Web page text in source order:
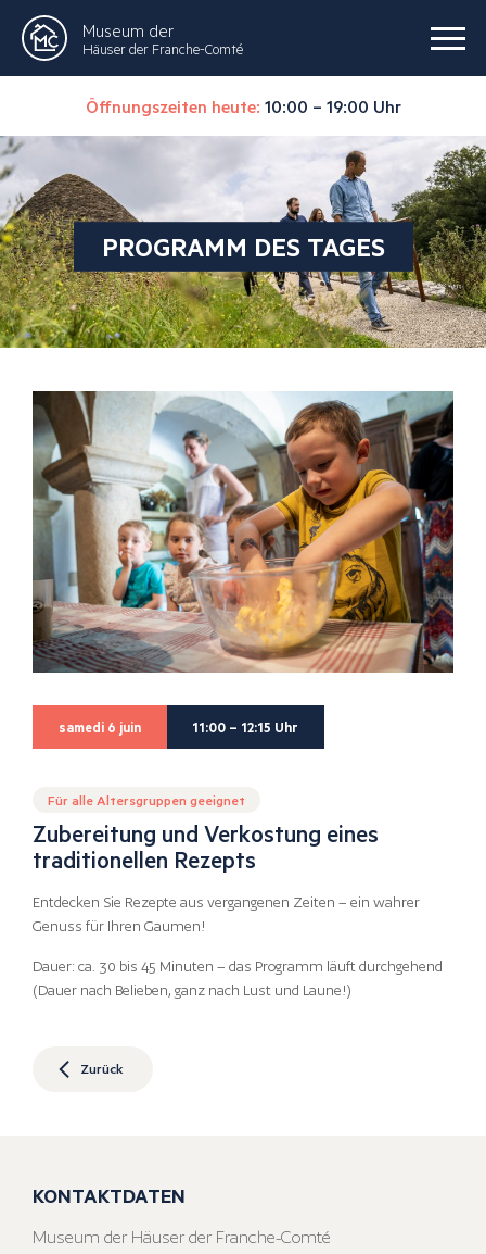
Museum der
Häuser der Franche-Comté
Öffnungszeiten heute: 10:00 – 19:00 Uhr
PROGRAMM DES TAGES
samedi 6 juin 11:00 – 12:15 Uhr
Für alle Altersgruppen geeignet
Zubereitung und Verkostung eines
traditionellen Rezepts
Entdecken Sie Rezepte aus vergangenen Zeiten – ein wahrer
Genuss für Ihren Gaumen!
Dauer: ca. 30 bis 45 Minuten – das Programm läuft durchgehend
(Dauer nach Belieben, ganz nach Lust und Laune!)
Zurück
KONTAKTDATEN
Museum der Häuser der Franche-Comté